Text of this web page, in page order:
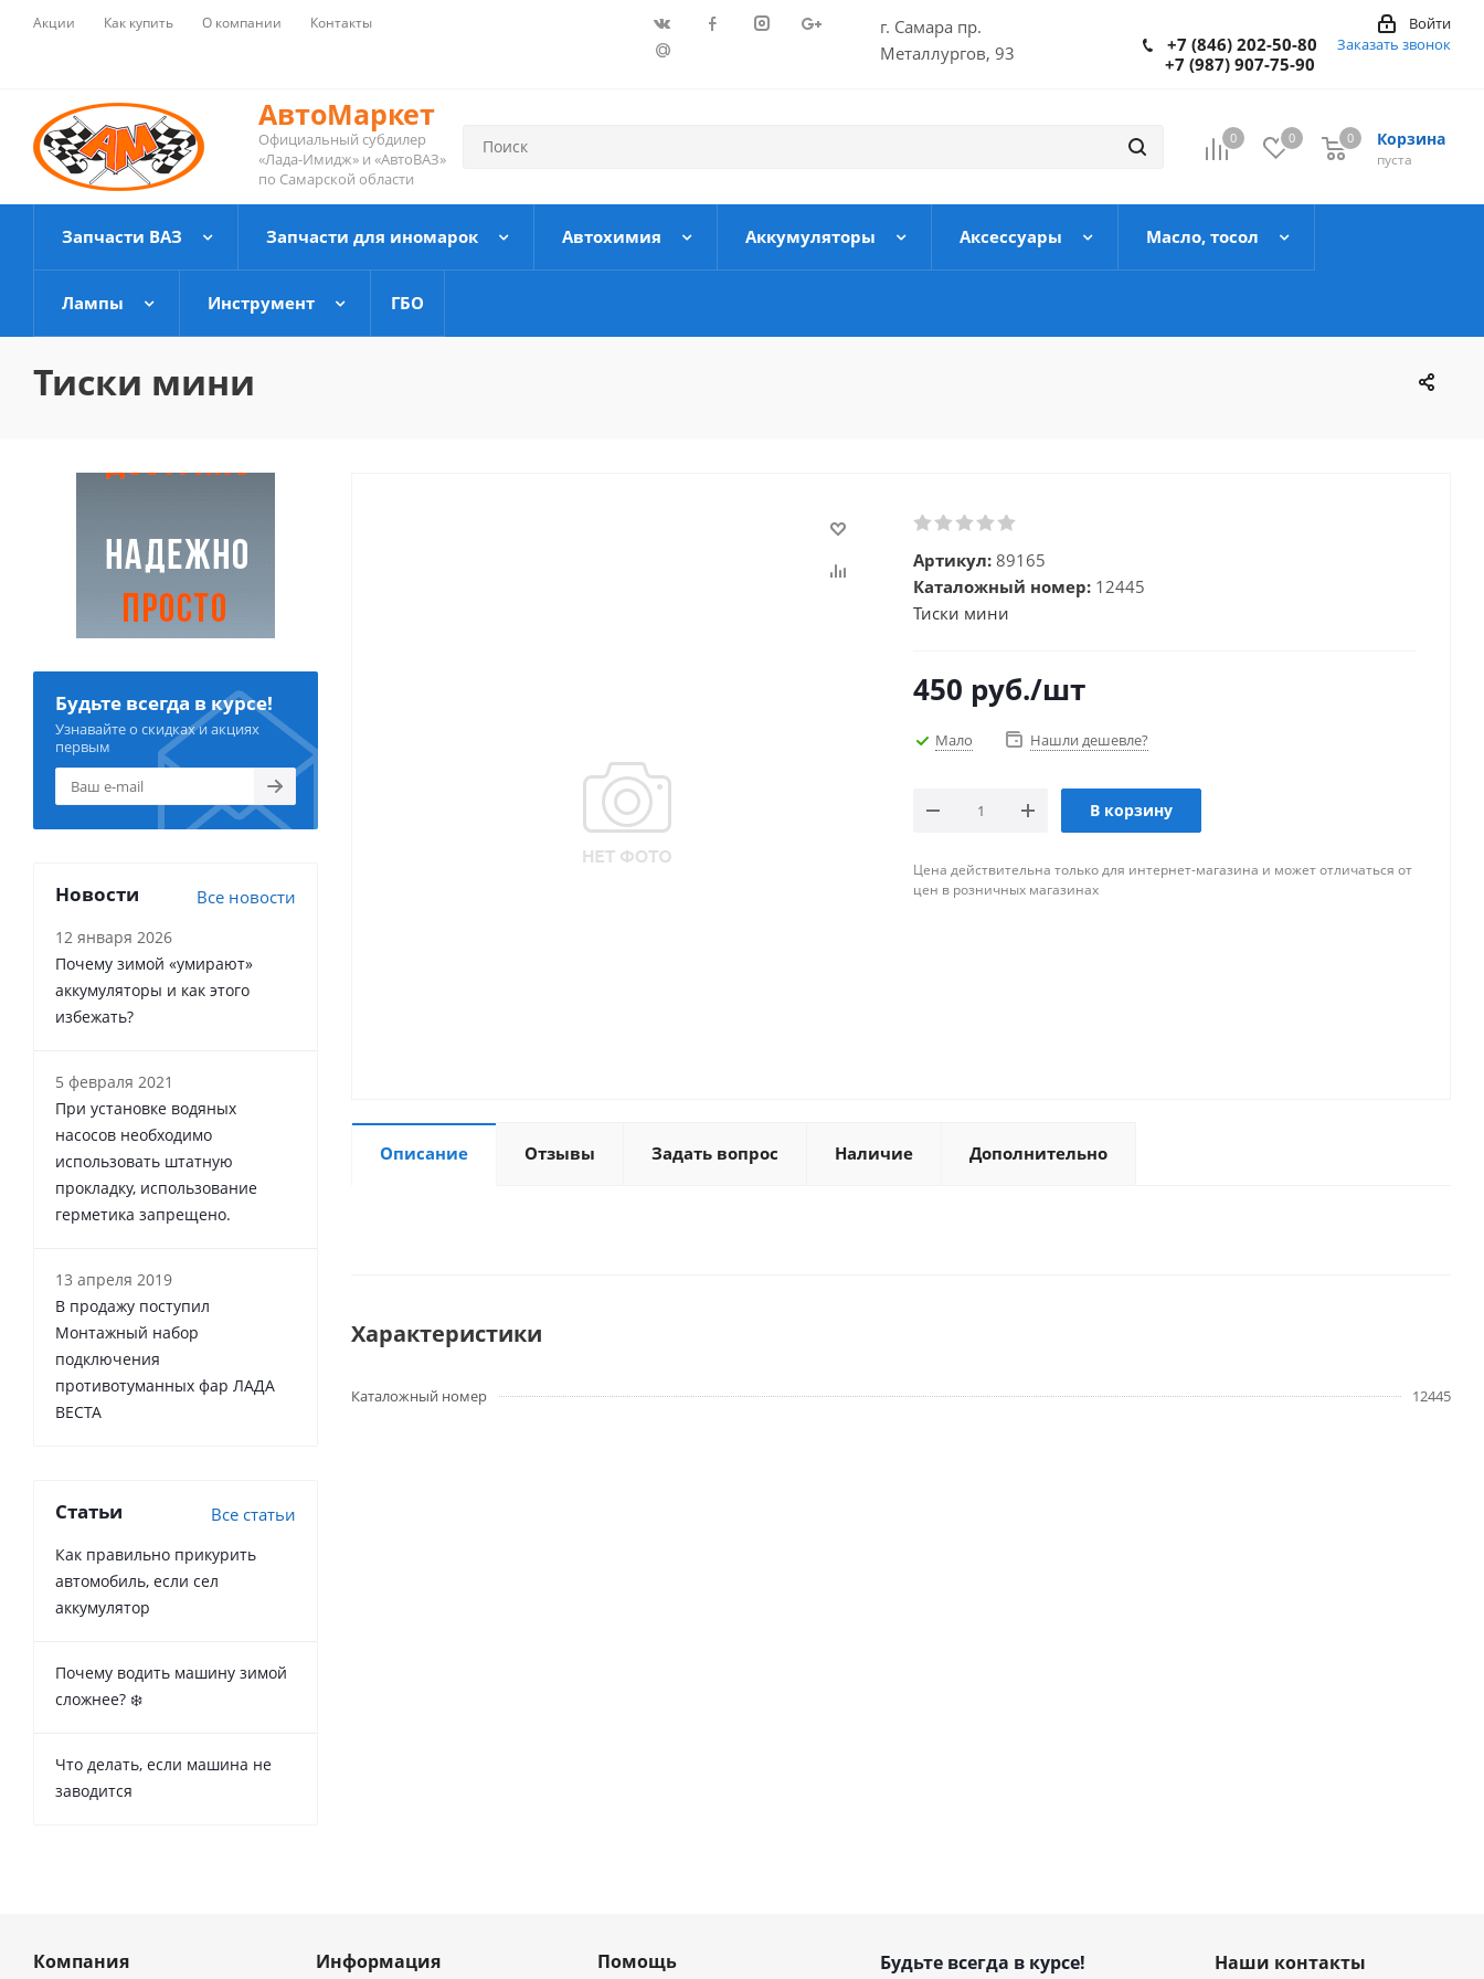
Акции Как купить О компании Контакты
г. Самара пр.
Металлургов, 93
Войти
+7 (846) 202-50-80
+7 (987) 907-75-90
Заказать звонок
АвтоМаркет
Официальный субдилер
«Лада-Имидж» и «АвтоВАЗ»
по Самарской области
0 0 Корзина
пуста
0
Запчасти ВАЗ Запчасти для иномарок Автохимия Аккумуляторы Аксессуары Масло, тосол
Лампы Инструмент ГБО
Тиски мини
Артикул: 89165
Каталожный номер: 12445
Тиски мини
450 руб./шт
Мало Нашли дешевле?
В корзину
Цена действительна только для интернет-магазина и может отличаться от
цен в розничных магазинах
Описание Отзывы Задать вопрос Наличие Дополнительно
Характеристики
Каталожный номер 12445
Будьте всегда в курсе!
Узнавайте о скидках и акциях
первым
Новости Все новости
12 января 2026
Почему зимой «умирают»
аккумуляторы и как этого
избежать?
5 февраля 2021
При установке водяных
насосов необходимо
использовать штатную
прокладку, использование
герметика запрещено.
13 апреля 2019
В продажу поступил
Монтажный набор
подключения
противотуманных фар ЛАДА
ВЕСТА
Статьи Все статьи
Как правильно прикурить
автомобиль, если сел
аккумулятор
Почему водить машину зимой
сложнее? ❄️
Что делать, если машина не
заводится
Компания Информация Помощь Будьте всегда в курсе! Наши контакты